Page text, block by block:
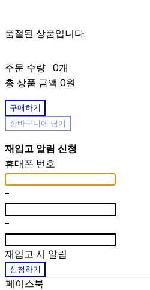
품절된 상품입니다.
주문 수량 0개
총 상품 금액 0원
구매하기
장바구니에 담기
재입고 알림 신청
휴대폰 번호
-
-
재입고 시 알림
신청하기
페이스북